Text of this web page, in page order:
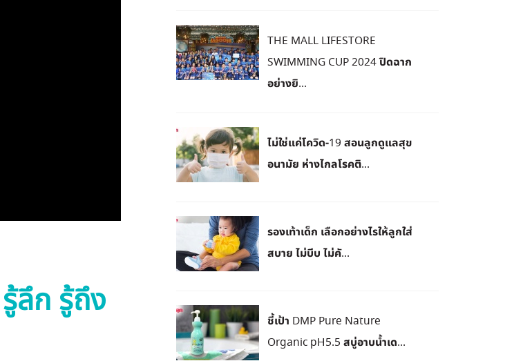
ลึก รู้ถึง
THE MALL LIFESTORE
SWIMMING CUP 2024 ปิดฉาก
อย่างยิ...
ไม่ใช่แค่โควิด-19 สอนลูกดูแลสุข
อนามัย ห่างไกลโรคติ...
รองเท้าเด็ก เลือกอย่างไรให้ลูกใส่
สบาย ไม่บีบ ไม่คั...
ชี้เป้า DMP Pure Nature
Organic pH5.5 สบู่อาบน้ำเด...